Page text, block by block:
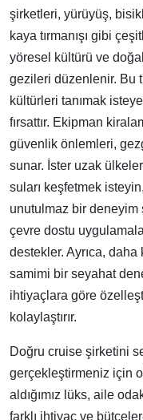
şirketleri, yürüyüş,
kaya tırmanışı gibi
yöresel kültürü ve
gezileri düzenlenir. Bu
kültürleri tanımak
fırsattır. Ekipman
güvenlik önlemleri,
sunar. İster uzak
suları keşfetmek
unutulmaz bir deneyim
çevre dostu
destekler. Ayrıca,
samimi bir seyahat
ihtiyaçlara göre
kolaylaştırır.
Doğru cruise şirketini
gerçekleştirmeniz için
aldığımız lüks, aile
farklı ihtiyaç ve